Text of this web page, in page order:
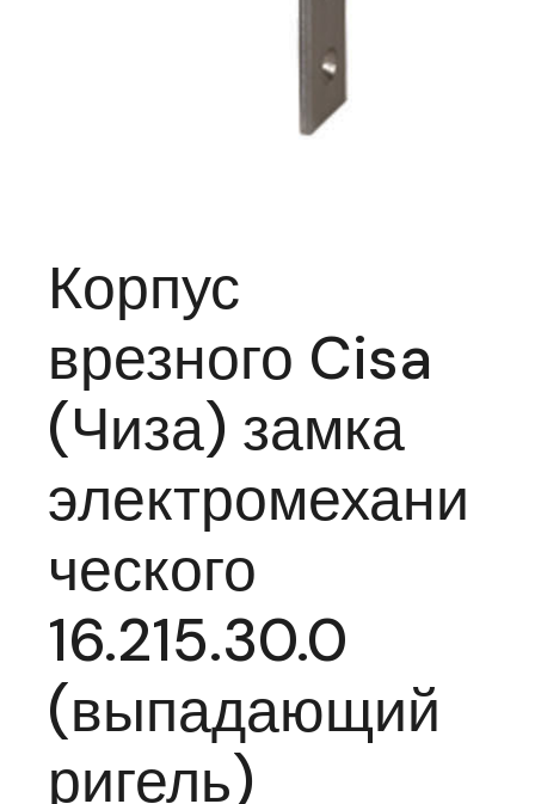
Корпус
врезного Cisa
(Чиза) замка
электромехани
ческого
16.215.30.0
(выпадающий
ригель)